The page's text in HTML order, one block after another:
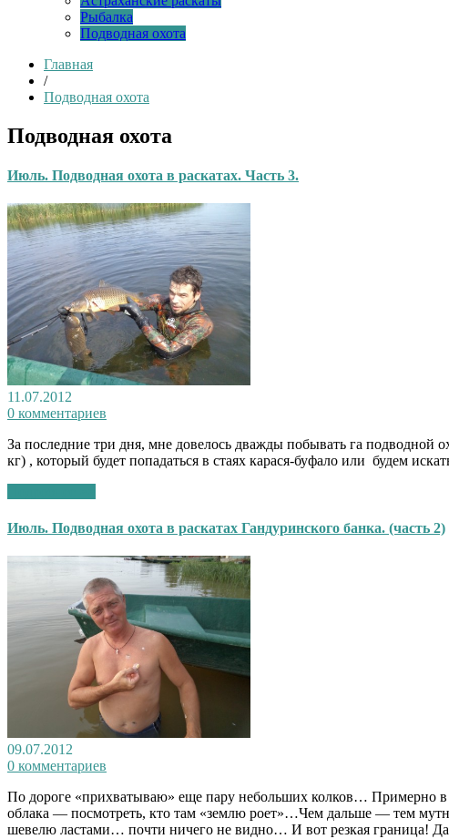
Рыбалка
Подводная охота
Главная
/
Подводная охота
Подводная охота
Июль. Подводная охота в раскатах. Часть 3.
11.07.2012
0 комментариев
За последние три дня, мне довелось дважды побывать га
кг) , который будет попадаться в стаях карася-буфало или будем
Июль. Подводная охота в раскатах Гандуринского банка. (часть 2)
09.07.2012
0 комментариев
По дороге «прихватываю» еще пару небольших колков… Примерно
облака — посмотреть, кто там «землю роет»…Чем дальше — тем
шевелю ластами… почти ничего не видно… И вот резкая граница!